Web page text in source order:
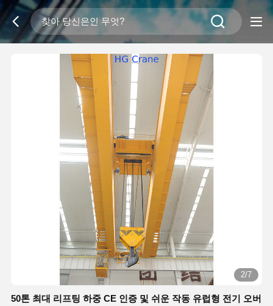
3/7
50톤 최대 리프팅 하중 CE 인증 및 쉬운 작동 유럽형 전기 오버